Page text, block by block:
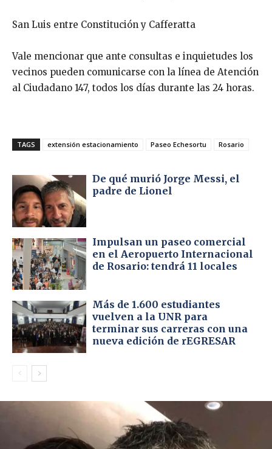
San Luis entre Constitución y Cafferatta
Vale mencionar que ante consultas e inquietudes los
vecinos pueden comunicarse con la línea de Atención
al Ciudadano 147, todos los días durante las 24 horas.
TAGS extensión estacionamiento Paseo Echesortu Rosario
De qué murió Jorge Messi, el
padre de Lionel
Impulsan un paseo comercial
en el Aeropuerto Internacional
de Rosario: tendrá 11 locales
Más de 1.600 estudiantes
vuelven a la UNR para
terminar sus carreras con una
nueva edición de rEGRESAR